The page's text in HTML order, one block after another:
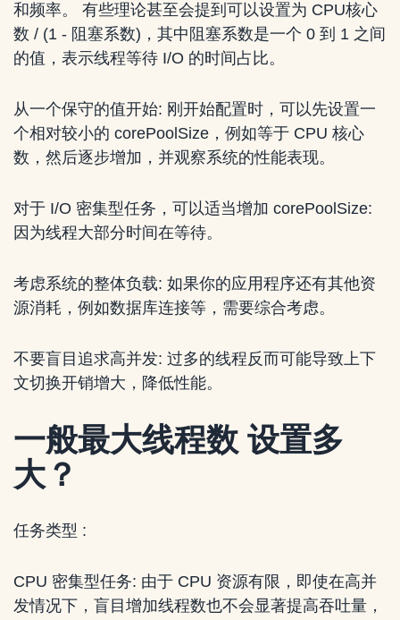
和频率。 有些理论甚至会提到可以设置为 CPU核心
数 / (1 - 阻塞系数)，其中阻塞系数是一个 0 到 1 之间
的值，表示线程等待 I/O 的时间占比。
从一个保守的值开始: 刚开始配置时，可以先设置一
个相对较小的 corePoolSize，例如等于 CPU 核心
数，然后逐步增加，并观察系统的性能表现。
对于 I/O 密集型任务，可以适当增加 corePoolSize:
因为线程大部分时间在等待。
考虑系统的整体负载: 如果你的应用程序还有其他资
源消耗，例如数据库连接等，需要综合考虑。
不要盲目追求高并发: 过多的线程反而可能导致上下
文切换开销增大，降低性能。
一般最大线程数 设置多
大？
任务类型 :
CPU 密集型任务: 由于 CPU 资源有限，即使在高并
发情况下，盲目增加线程数也不会显著提高吞吐量，